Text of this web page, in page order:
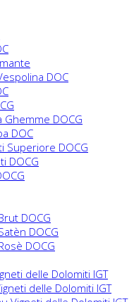
DOC
Ghemme DOCG
DOC
Superiore DOCG
DOCG
DOCG
DOCG
DOCG
delle Dolomiti IGT
delle Dolomiti IGT